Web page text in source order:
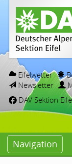
Eifelwetter
Newsletter
DAV Sektion
Navigation